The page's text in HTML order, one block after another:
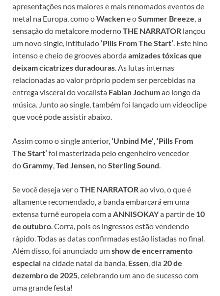
apresentações nos maiores e mais renomados eventos de
metal na Europa, como oWackene oSummer Breeze , a
sensação do metalcore modernoTHE NARRATOR lançou
um novo single, intitulado‘Pills From The Start’ . Este hino
intenso e cheio de grooves abordaamizades tóxicas que
deixam cicatrizes duradouras . As lutas internas
relacionadas ao valor próprio podem ser percebidas na
entrega visceral do vocalista Fabian Jochumao longo da
música. Junto ao single, também foi lançado um videoclipe
que você pode assistir abaixo.
Assim como o single anterior, ‘Unbind Me’ ‘Pills From
The Start’ foi masterizada pelo engenheiro vencedor
doGrammy Ted Jensen , noSterling Sound
Se você deseja ver oTHE NARRATORao vivo, o que é
altamente recomendado, a banda embarcará em uma
extensa turnê europeia com a ANNISOKAYa partir de 10
de outubro . Corra, pois os ingressos estão vendendo
rápido. Todas as datas confirmadas estão listadas no final.
Além disso, foi anunciado umshow de encerramento
especial na cidade natal da banda, Essen , dia 20 de
dezembro de 2025 , celebrando um ano de sucesso com
uma grande festa!